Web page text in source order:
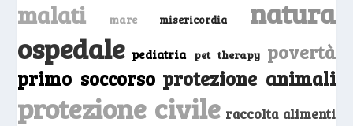
malati mare misericordia natura
ospedale pediatria pet therapy povertà
primo soccorso protezione animali
protezione civile raccolta alimenti